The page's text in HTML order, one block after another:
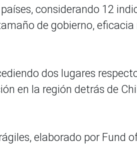
considerando 12
de gobierno,
dos lugares
en la región detrás de
elaborado por Fund